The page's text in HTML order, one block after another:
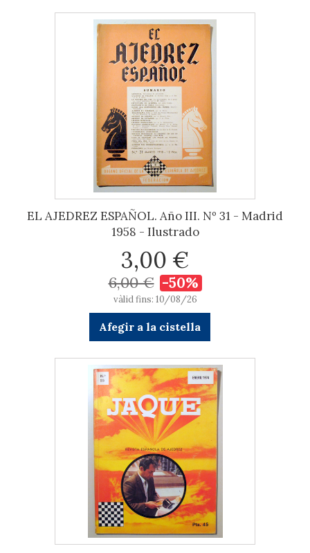
EL AJEDREZ ESPAÑOL. Año III. Nº 31 - Madrid
1958 - Ilustrado
3,00 €
6,00 € -50%
vàlid fins: 10/08/26
Afegir a la cistella